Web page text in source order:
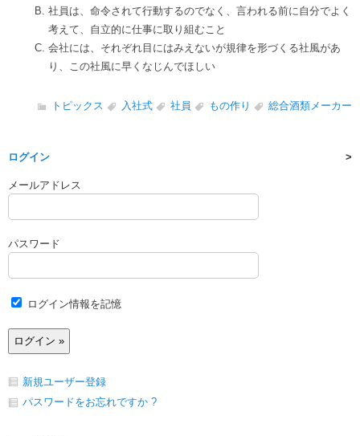
社員は、命令されて行動するのでなく、言われる前に自分でよく
考えて、自立的に仕事に取り組むこと
会社には、それぞれ目にはみえないが規律を形づくる社風があ
り、この社風に早くなじんでほしい
トピックス 入社式 社員 もの作り 総合酒類メーカー
ログイン
メールアドレス
パスワード
ログイン情報を記憶
新規ユーザー登録
パスワードをお忘れですか ?